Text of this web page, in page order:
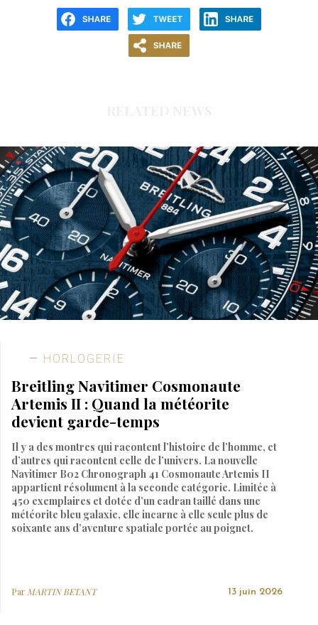
HORLOGERIE
Breitling Navitimer Cosmonaute
Artemis II : Quand la météorite
devient garde-temps
Il y a des montres qui racontent l’histoire de l’homme, et
d’autres qui racontent celle de l’univers. La nouvelle
Navitimer B02 Chronograph 41 Cosmonaute Artemis II
appartient résolument à la seconde catégorie. Limitée à
450 exemplaires et dotée d’un cadran taillé dans une
météorite bleu galaxie, elle incarne à elle seule plus de
soixante ans d’aventure spatiale portée au poignet.
Par MARTIN BETANT 13 juin 2026